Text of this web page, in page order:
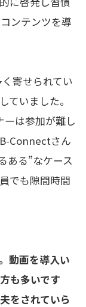
ンテンツを導
寄せられてい
ていました。
ーは参加が難し
Connectさん
ある”なケース
でも隙間時間
動画を導入い
も多いです
をされていら